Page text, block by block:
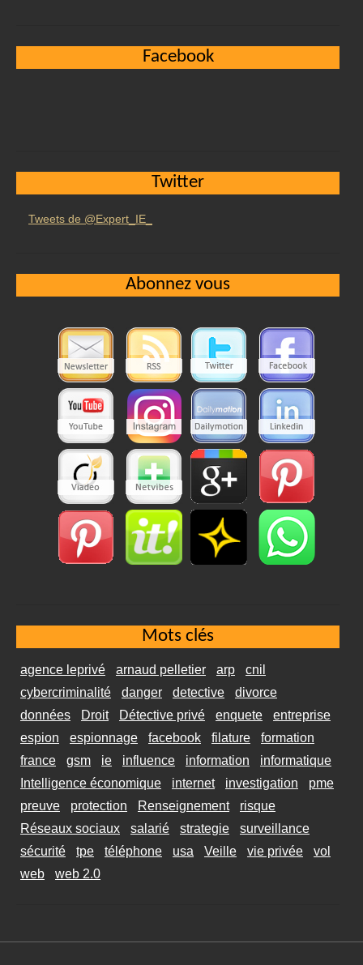
Facebook
Twitter
Tweets de @Expert_IE_
Abonnez vous
Mots clés
agence leprivé arnaud pelletier arp
cnil
cybercriminalité
danger detective
divorce
données
Droit Détective privé enquete
entreprise
espion
espionnage facebook filature
formation
france
gsm ie influence information
informatique
Intelligence économique
internet investigation
pme
preuve
protection Renseignement
risque
Réseaux sociaux
salarié strategie
surveillance
sécurité
tpe téléphone usa Veille vie privée
vol
web
web 2.0